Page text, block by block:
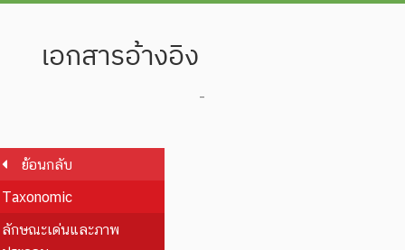
เอกสารอ้างอิง
-
ย้อนกลับ
Taxonomic
ลักษณะเด่นและภาพ